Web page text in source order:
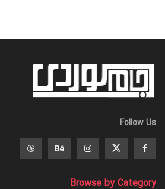
Follow Us
Browse by Category